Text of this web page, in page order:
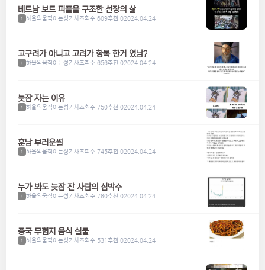
베트남 보트 피플을 구조한 선장의 삶
1 하울의움직이는성기사조회수 609추천 02024.04.24
고구려가 아니고 고려가 항복 한거 였남?
1 하울의움직이는성기사조회수 656추천 02024.04.24
늦잠 자는 이유
1 하울의움직이는성기사조회수 750추천 02024.04.24
훈남 부러운썰
1 하울의움직이는성기사조회수 745추천 02024.04.24
누가 봐도 늦잠 잔 사람의 심박수
1 하울의움직이는성기사조회수 780추천 02024.04.24
중국 무협지 음식 실물
1 하울의움직이는성기사조회수 531추천 02024.04.24